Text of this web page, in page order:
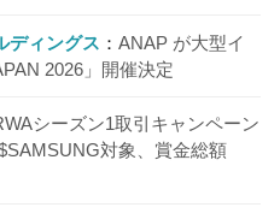
ディングス
ANAP が大型イ
2026」開催決定
シーズン1取引キャンペーン
対象、賞金総額